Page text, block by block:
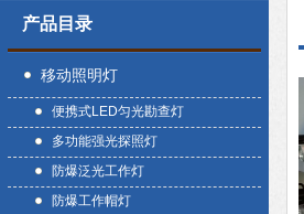
产品目录
移动照明灯
便携式LED匀光勘查灯
多功能强光探照灯
防爆泛光工作灯
防爆工作帽灯